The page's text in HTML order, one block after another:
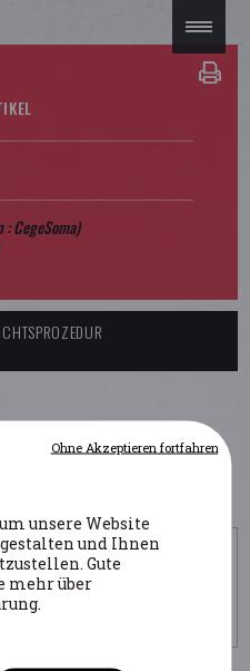
:CegeSoma)
im-krieg/artikel/ministre-
unsere Website
und Ihnen
Gute
mehr über
Ohne Akzeptieren fortfahren